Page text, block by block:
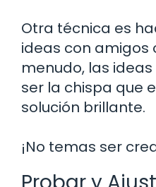
Otra técnica es
ideas con amigos
menudo, las
ser la chispa que
solución brillante.
¡No temas ser